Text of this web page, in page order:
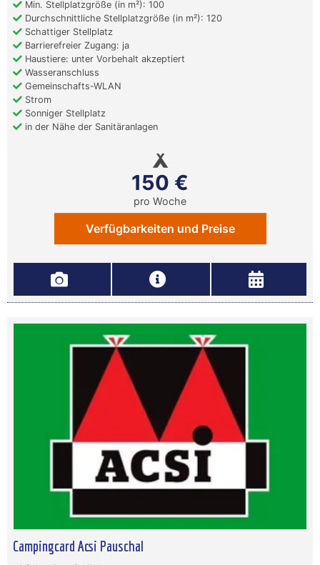
Min. Stellplatzgröße (in m²): 100
Durchschnittliche Stellplatzgröße (in m²): 120
Schattiger Stellplatz
Barrierefreier Zugang: ja
Haustiere: unter Vorbehalt akzeptiert
Wasseranschluss
Gemeinschafts-WLAN
Strom
Sonniger Stellplatz
in der Nähe der Sanitäranlagen
150 €
pro Woche
Verfügbarkeiten und Preise
Campingcard Acsi Pauschal